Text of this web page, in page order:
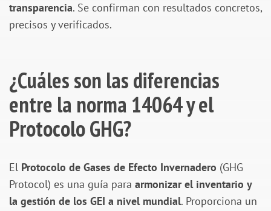
transparencia. Se confirman con resultados concretos,
precisos y verificados.
¿Cuáles son las diferencias
entre la norma 14064 y el
Protocolo GHG?
El Protocolo de Gases de Efecto Invernadero (GHG
Protocol) es una guía para armonizar el inventario y
la gestión de los GEI a nivel mundial. Proporciona un